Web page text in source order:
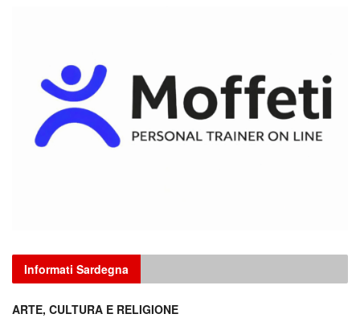
Informati Sardegna
ARTE, CULTURA E RELIGIONE